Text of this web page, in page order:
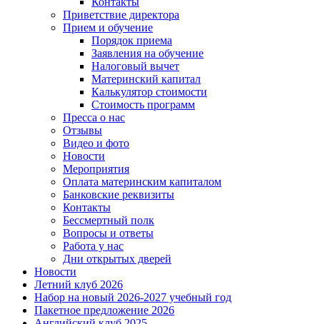
Приветствие директора
Прием и обучение
Порядок приема
Заявления на обучение
Налоговый вычет
Материнский капитал
Калькулятор стоимости
Стоимость программ
Пресса о нас
Отзывы
Видео и фото
Новости
Мероприятия
Оплата материнским капиталом
Банковские реквизиты
Контакты
Бессмертный полк
Вопросы и ответы
Работа у нас
Дни открытых дверей
Новости
Летний клуб 2026
Набор на новый 2026-2027 учебный год
Пакетное предложение 2026